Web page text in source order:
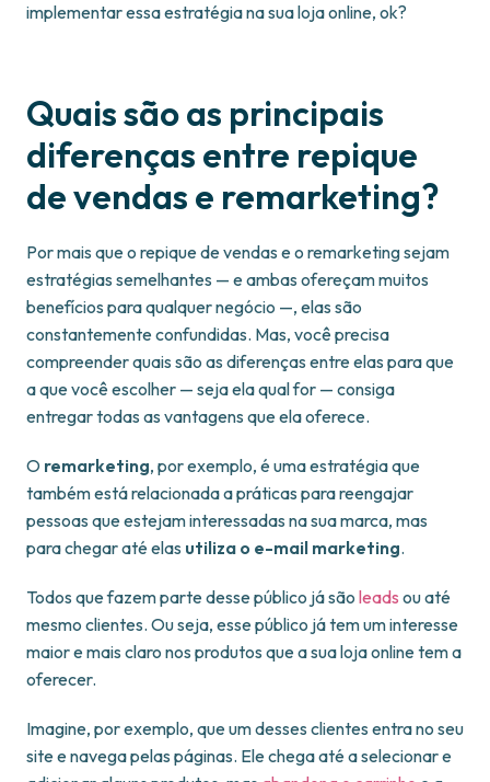
implementar essa estratégia na sua loja online, ok?
Quais são as principais
diferenças entre repique
de vendas e remarketing?
Por mais que o repique de vendas e o remarketing sejam
estratégias semelhantes — e ambas ofereçam muitos
benefícios para qualquer negócio —, elas são
constantemente confundidas. Mas, você precisa
compreender quais são as diferenças entre elas para que
a que você escolher — seja ela qual for — consiga
entregar todas as vantagens que ela oferece.
O remarketing, por exemplo, é uma estratégia que
também está relacionada a práticas para reengajar
pessoas que estejam interessadas na sua marca, mas
para chegar até elas utiliza o e-mail marketing.
Todos que fazem parte desse público já são leads ou até
mesmo clientes. Ou seja, esse público já tem um interesse
maior e mais claro nos produtos que a sua loja online tem a
oferecer.
Imagine, por exemplo, que um desses clientes entra no seu
site e navega pelas páginas. Ele chega até a selecionar e